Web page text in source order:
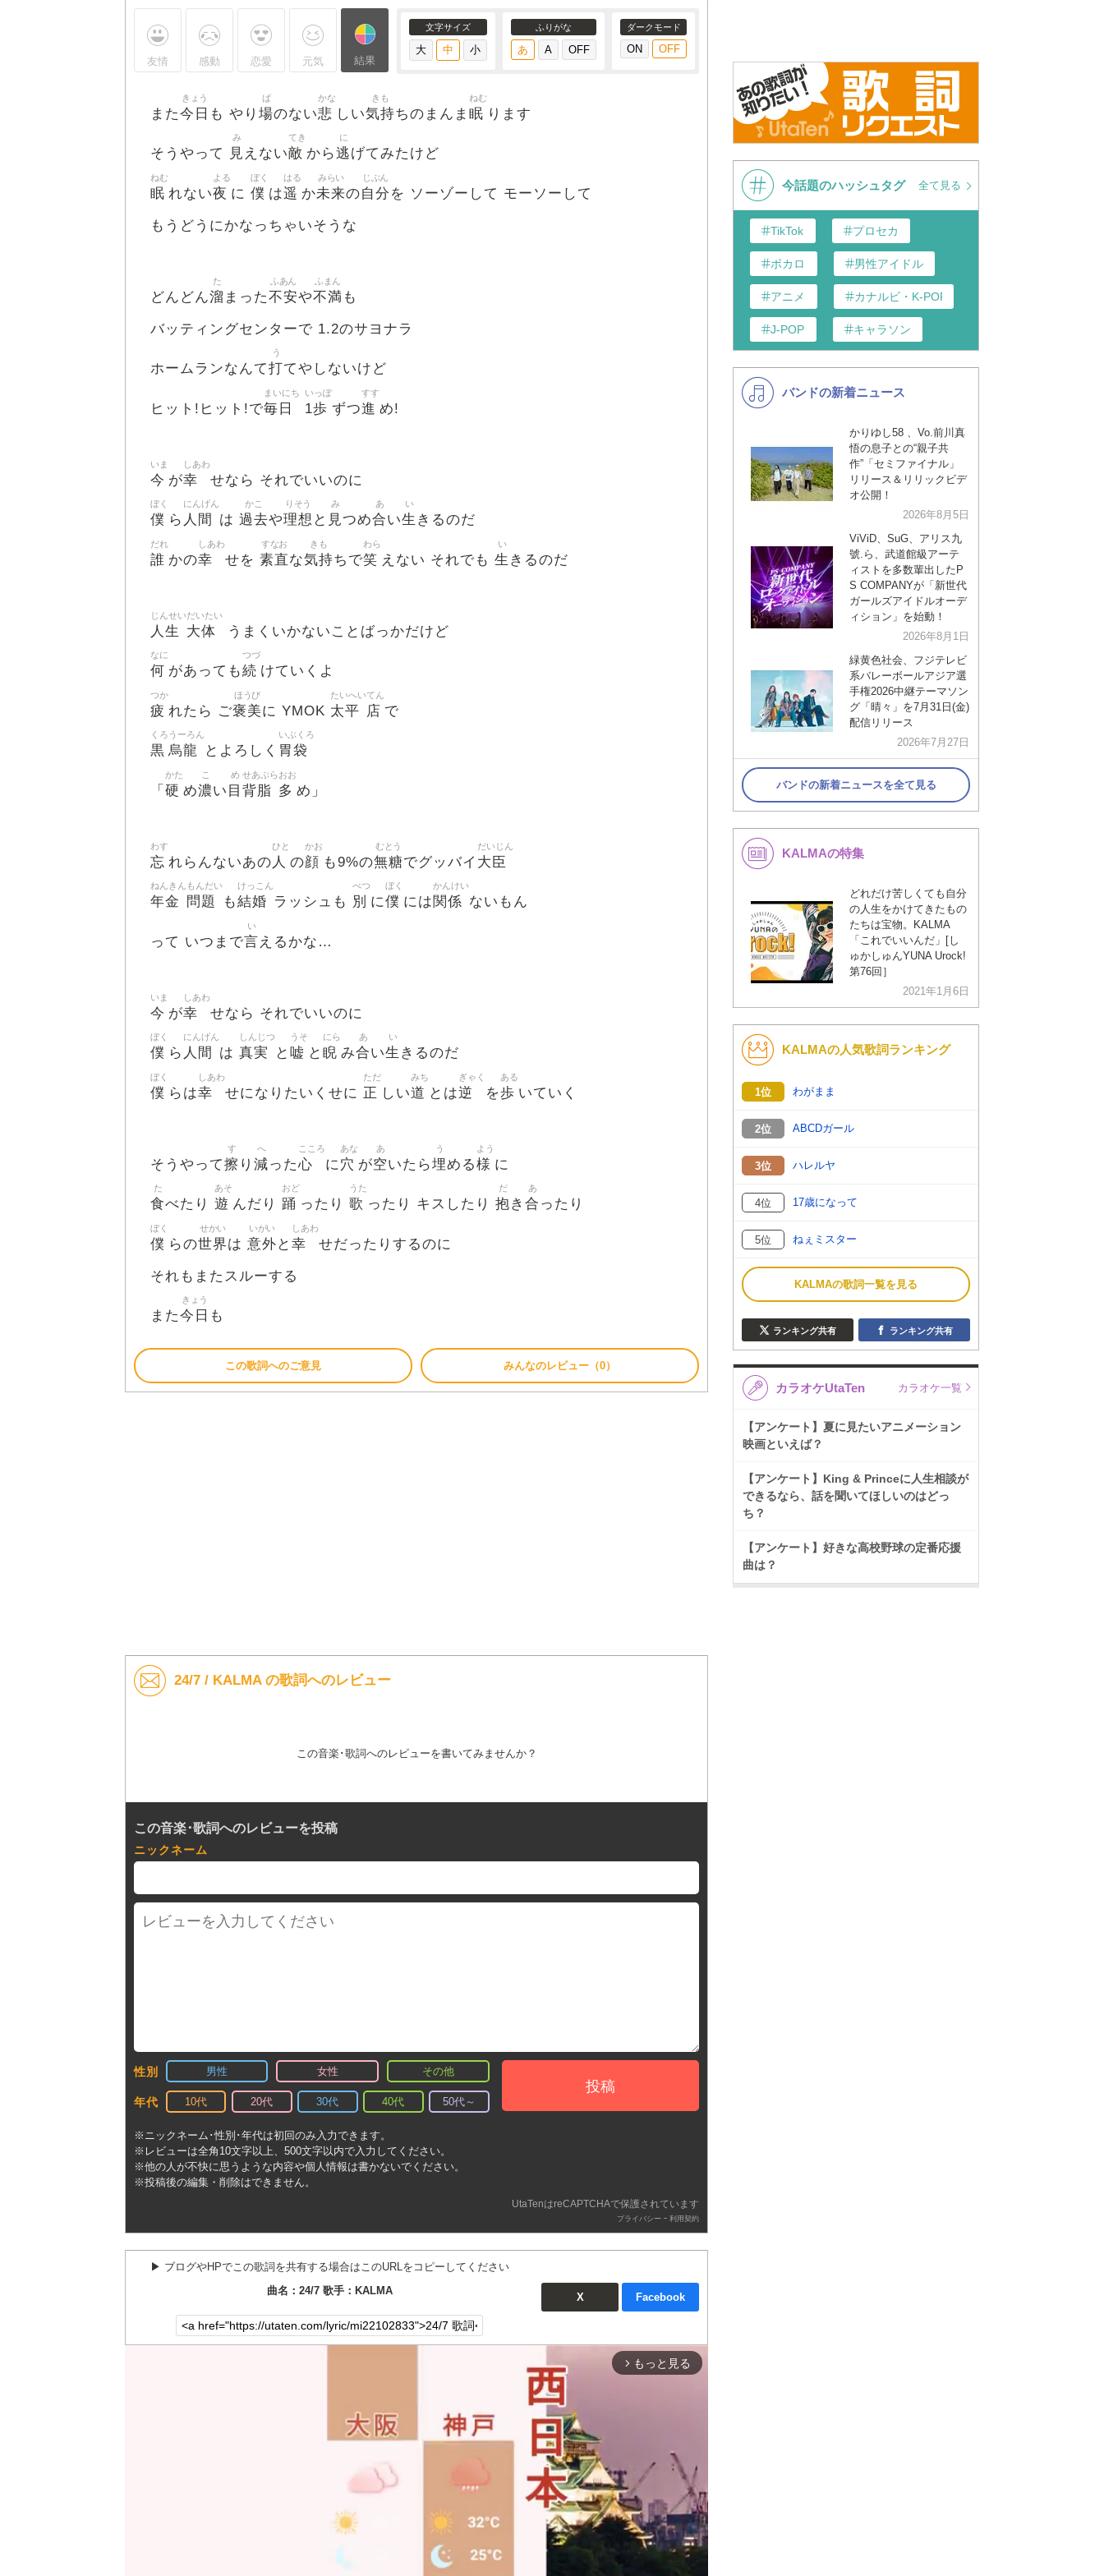
友情 感動 恋愛 元気 結果
文字サイズ ふりがな ダークモード
また今日
きょう
も やり 場
ば
のない悲
かな
しい気持
きも
ちのまんま 眠
ねむ
ります
そうやって 見
み
えない敵
てき
から逃
に
げてみたけど
眠
ねむ
れない夜
よる
に 僕
ぼく
は遥
はる
か未来
みらい
の自分
じぶん
を ソーゾーして モーソーして
もうどうにかなっちゃいそうな
どんどん溜
た
まった不安
ふあん
や不満
ふまん
も
バッティングセンターで 1.2のサヨナラ
ホームランなんて打
う
てやしないけど
ヒット!ヒット!で毎日
まいにち
1歩
いっぽ
ずつ進
すす
め!
今
いま
が幸
しあわ
せなら それでいいのに
僕
ぼく
ら 人間
にんげん
は 過去
かこ
や理想
りそう
と 見
み
つめ合
あ
い生
い
きるのだ
誰
だれ
かの幸
しあわ
せを 素直
すなお
な気持
きも
ちで笑
わら
えない それでも 生
い
きるのだ
人生
じんせい
大体
だいたい
うまくいかないことばっかだけど
何
なに
があっても続
つづ
けていくよ
疲
つか
れたら ご褒美
ほうび
に YMOK 太平
たいへい
店
てん
で
黒
くろ
烏龍
うーろん
とよろしく 胃袋
いぶくろ
「 硬
かた
め濃
こ
い 目
め
背脂
せあぶら
多
おお
め」
忘
わす
れらんないあの 人
ひと
の顔
かお
も9%の無糖
むとう
でグッバイ 大臣
だいじん
年金
ねんきん
問題
もんだい
も結婚
けっこん
ラッシュも 別
べつ
に僕
ぼく
には関係
かんけい
ないもん
って いつまで言
い
えるかな…
今
いま
が幸
しあわ
せなら それでいいのに
僕
ぼく
ら 人間
にんげん
は 真実
しんじつ
と 嘘
うそ
と 睨
にら
み合
あ
い生
い
きるのだ
僕
ぼく
らは幸
しあわ
せになりたいくせに 正
ただ
しい道
みち
とは逆
ぎゃく
を歩
ある
いていく
そうやって擦
す
り 減
へ
った心
こころ
に穴
あな
が空
あ
いたら埋
う
める様
よう
に
食
た
べたり 遊
あそ
んだり 踊
おど
ったり 歌
うた
ったり キスしたり 抱
だ
き 合
あ
ったり
僕
ぼく
らの世界
せかい
は 意外
いがい
と 幸
しあわ
せだったりするのに
それもまたスルーする
また今日
きょう
も
この歌詞へのご意見 みんなのレビュー（0）
24/7 / KALMA の歌詞へのレビュー
この音楽･歌詞へのレビューを書いてみませんか？
この音楽･歌詞へのレビューを投稿
ニックネーム
性別 男性 女性 その他
年代 10代 20代 30代 40代 50代～
投稿
※ニックネーム･性別･年代は初回のみ入力できます。
※レビューは全角10文字以上、500文字以内で入力してください。
※他の人が不快に思うような内容や個人情報は書かないでください。
※投稿後の編集・削除はできません。
UtaTenはreCAPTCHAで保護されています
プライバシー - 利用契約
▶︎ ブログやHPでこの歌詞を共有する場合はこのURLをコピーしてください
曲名：24/7 歌手：KALMA
X Facebook
arrow_forward_ios もっと見る
今話題のハッシュタグ 全て見る
TikTok プロセカ
ボカロ 男性アイドル
アニメ カナルビ・K-POP和訳
J-POP キャラソン
K-POP 演歌・歌謡
洋楽
VTuber ディズニー
バンドの新着ニュース
かりゆし58 、Vo.前川真
悟の息子との“親子共
作”「セミファイナル」
リリース＆リリックビデ
オ公開！
2026年8月5日
ViViD、SuG、アリス九
號.ら、武道館級アーテ
ィストを多数輩出したP
S COMPANYが「新世代
ガールズアイドルオーデ
ィション」を始動！
2026年8月1日
緑黄色社会、フジテレビ
系バレーボールアジア選
手権2026中継テーマソン
グ「晴々」を7月31日(金)
配信リリース
2026年7月27日
バンドの新着ニュースを全て見る
KALMAの特集
どれだけ苦しくても自分
の人生をかけてきたもの
たちは宝物。KALMA
「これでいいんだ」[し
ゅかしゅんYUNA Urock!
第76回］
2021年1月6日
KALMAの人気歌詞ランキング
1位 わがまま
2位 ABCDガール
3位 ハレルヤ
4位 17歳になって
5位 ねぇミスター
KALMAの歌詞一覧を見る
ランキング共有 ランキング共有
カラオケUtaTen カラオケ一覧
【アンケート】夏に見たいアニメーション
映画といえば？
【アンケート】King & Princeに人生相談が
できるなら、話を聞いてほしいのはどっ
ち？
【アンケート】好きな高校野球の定番応援
曲は？